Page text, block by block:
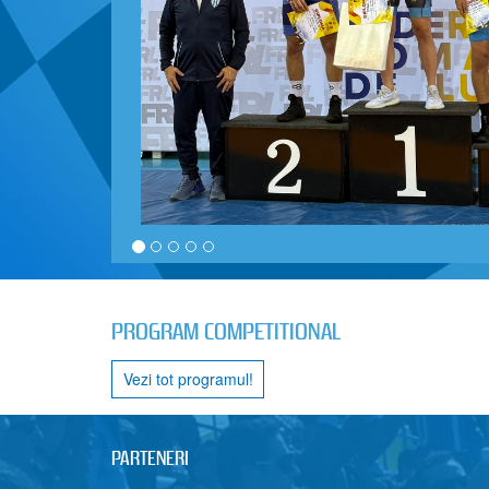
PROGRAM COMPETITIONAL
Vezi tot programul!
PARTENERI